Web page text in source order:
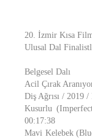
20. İzmir Kısa
Ulusal Dal
Belgesel Dalı
Acil Çırak
Diş Ağrısı / 2019
Kusurlu
00:17:38
Mavi Kelebek